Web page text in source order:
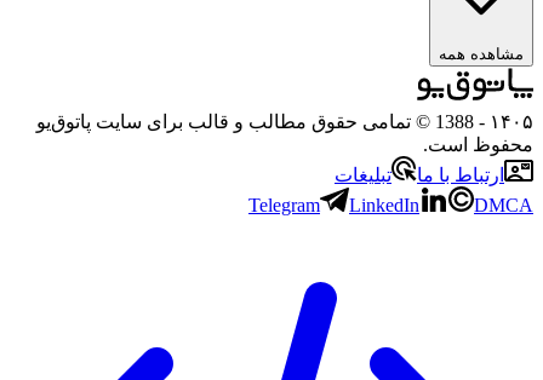
مشاهده همه
۱۴۰۵
- 1388 © تمامی حقوق مطالب و قالب برای سایت پاتوق‌یو
محفوظ است.
ارتباط با ما
تبلیغات
Telegram
LinkedIn DMCA